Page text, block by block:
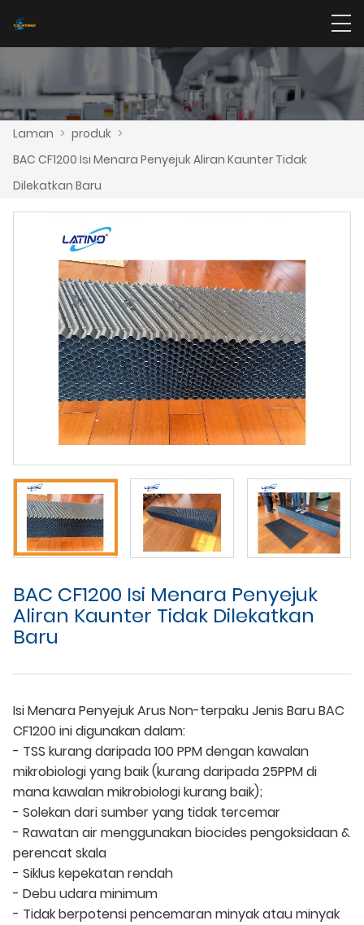
Laman > produk >
BAC CF1200 Isi Menara Penyejuk Aliran Kaunter Tidak
Dilekatkan Baru
BAC CF1200 Isi Menara Penyejuk
Aliran Kaunter Tidak Dilekatkan
Baru
Isi Menara Penyejuk Arus Non-terpaku Jenis Baru BAC
CF1200 ini digunakan dalam:
- TSS kurang daripada 100 PPM dengan kawalan
mikrobiologi yang baik (kurang daripada 25PPM di
mana kawalan mikrobiologi kurang baik);
- Solekan dari sumber yang tidak tercemar
- Rawatan air menggunakan biocides pengoksidaan &
perencat skala
- Siklus kepekatan rendah
- Debu udara minimum
- Tidak berpotensi pencemaran minyak atau minyak